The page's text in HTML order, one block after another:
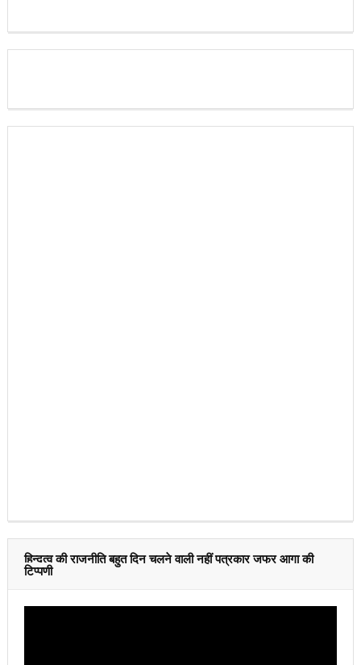
हिन्दुत्व की राजनीति बहुत दिन चलने वाली नहीं पत्रकार जफर आगा की
टिप्पणी